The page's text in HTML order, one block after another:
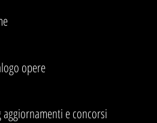
opere
aggiornamenti e concorsi